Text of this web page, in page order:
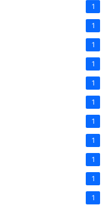
1
1
1
1
1
1
1
1
1
1
1